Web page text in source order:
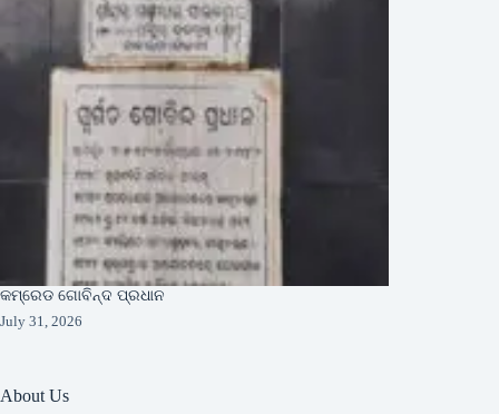
କମ୍ରେଡ ଗୋବିନ୍ଦ ପ୍ରଧାନ
July 31, 2026
About Us